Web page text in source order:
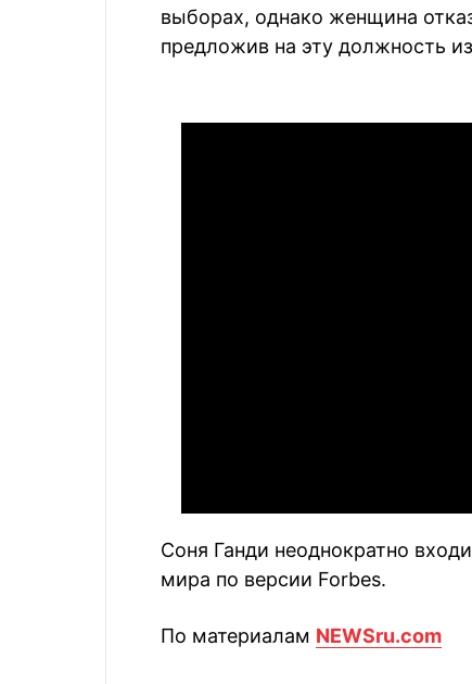
выборах, однако женщина
предложив на эту должность
Соня Ганди неоднократно
мира по версии Forbes.
По материалам NEWSru.com